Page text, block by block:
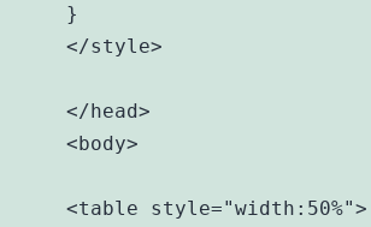
    }
    </style>
    </head>
    <body>
    <table style="width:50%">